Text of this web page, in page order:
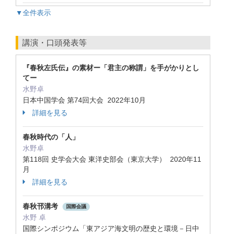
▼全件表示
講演・口頭発表等
『春秋左氏伝』の素材ー「君主の称謂」を手がかりとし
てー
水野卓
日本中国学会 第74回大会 2022年10月
詳細を見る
春秋時代の「人」
水野卓
第118回 史学会大会 東洋史部会（東京大学） 2020年11
月
詳細を見る
春秋邗溝考 国際会議
水野 卓
国際シンポジウム「東アジア海文明の歴史と環境－日中